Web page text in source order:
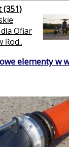
(351)
Ofiar
Rod..
elementy w